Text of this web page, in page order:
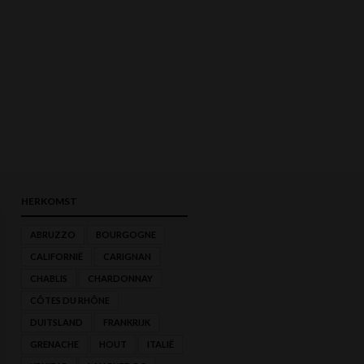
HERKOMST
ABRUZZO BOURGOGNE
CALIFORNIË CARIGNAN
CHABLIS CHARDONNAY
CÔTES DU RHÔNE
DUITSLAND FRANKRIJK
GRENACHE HOUT ITALIË